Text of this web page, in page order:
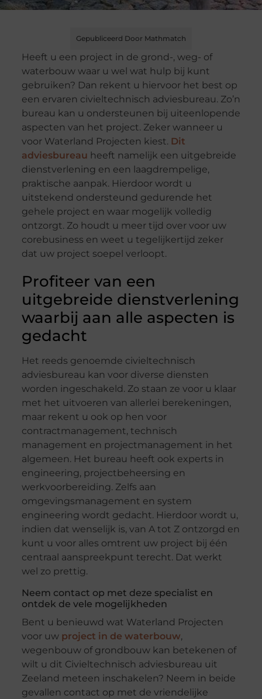
Gepubliceerd Door Mathmatch
Heeft u een project in de grond-, weg- of
waterbouw waar u wel wat hulp bij kunt
gebruiken? Dan rekent u hiervoor het best op
een ervaren civieltechnisch adviesbureau. Zo’n
bureau kan u ondersteunen bij uiteenlopende
aspecten van het project. Zeker wanneer u
voor Waterland Projecten kiest. Dit
adviesbureau heeft namelijk een uitgebreide
dienstverlening en een laagdrempelige,
praktische aanpak. Hierdoor wordt u
uitstekend ondersteund gedurende het
gehele project en waar mogelijk volledig
ontzorgt. Zo houdt u meer tijd over voor uw
corebusiness en weet u tegelijkertijd zeker
dat uw project soepel verloopt.
Profiteer van een
uitgebreide dienstverlening
waarbij aan alle aspecten is
gedacht
Het reeds genoemde civieltechnisch
adviesbureau kan voor diverse diensten
worden ingeschakeld. Zo staan ze voor u klaar
met het uitvoeren van allerlei berekeningen,
maar rekent u ook op hen voor
contractmanagement, technisch
management en projectmanagement in het
algemeen. Het bureau heeft ook experts in
engineering, projectbeheersing en
werkvoorbereiding. Zelfs aan
omgevingsmanagement en system
engineering wordt gedacht. Hierdoor wordt u,
indien dat wenselijk is, van A tot Z ontzorgd en
kunt u voor alles omtrent uw project bij één
centraal aanspreekpunt terecht. Dat werkt
wel zo prettig.
Neem contact op met deze specialist en
ontdek de vele mogelijkheden
Bent u benieuwd wat Waterland Projecten
voor uw project in de waterbouw,
wegenbouw of grondbouw kan betekenen of
wilt u dit Civieltechnisch adviesbureau uit
Zeeland meteen inschakelen? Neem in beide
gevallen contact op met de vriendelijke